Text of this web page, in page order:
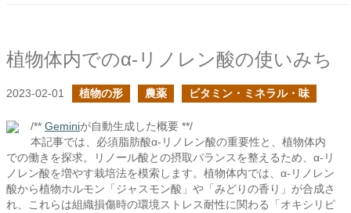
植物体内でのα-リノレン酸の使いみち
2023-02-01 植物の形 農薬 ビタミン・ミネラル・味
/** Geminiが自動生成した概要 **/
本記事では、必須脂肪酸α-リノレン酸の重要性と、植物体内
での働きを探求。リノール酸との摂取バランスを整えるため、α-リ
ノレン酸を増やす栽培法を模索します。植物体内では、α-リノレン
酸から植物ホルモン「ジャスモン酸」や「みどりの香り」が合成さ
れ、これらは組織損傷時の環境ストレス耐性に関わる「オキシリピ